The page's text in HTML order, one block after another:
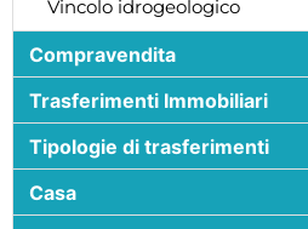
Vincolo idrogeologico
Compravendita
Trasferimenti Immobiliari
Tipologie di trasferimenti
Casa